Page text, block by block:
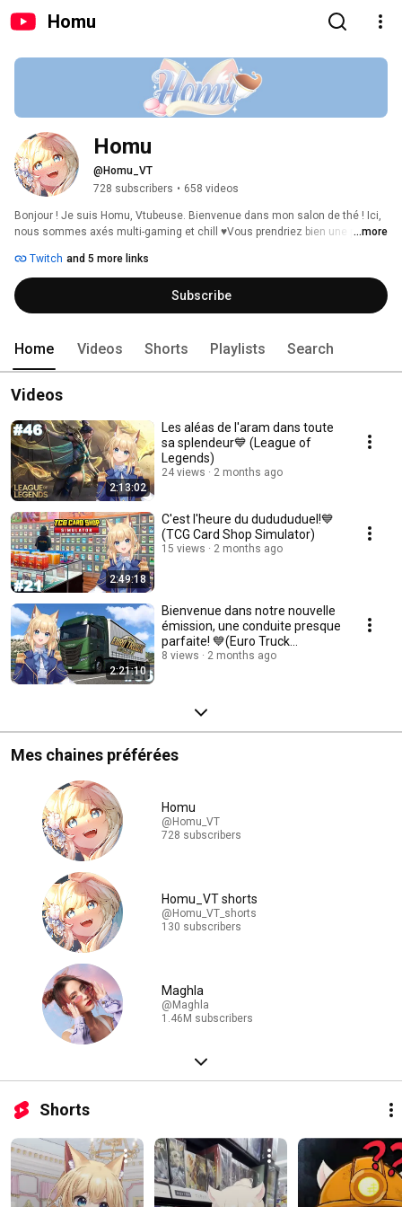
Homu
Homu
@Homu_VT
728 subscribers • 658 videos
Bonjour ! Je suis Homu, Vtubeuse. Bienvenue dans mon salon de thé ! Ici,
nous sommes axés multi-gaming et chill ♥Vous prendriez bien une petite
...more
Twitch and 5 more links
Subscribe
Home Videos Shorts Playlists Search
Videos
2:13:02
Les aléas de l'aram dans toute
sa splendeur💙 (League of
Legends)
24 views 2 months ago
2:49:18
C'est l'heure du dudududuel!💙
(TCG Card Shop Simulator)
15 views 2 months ago
2:21:10
Bienvenue dans notre nouvelle
émission, une conduite presque
parfaite! 💙(Euro Truck
Simulator 2)
8 views 2 months ago
Mes chaines préférées
Homu
@Homu_VT
728 subscribers
Homu_VT shorts
@Homu_VT_shorts
130 subscribers
Maghla
@Maghla
1.46M subscribers
Shorts